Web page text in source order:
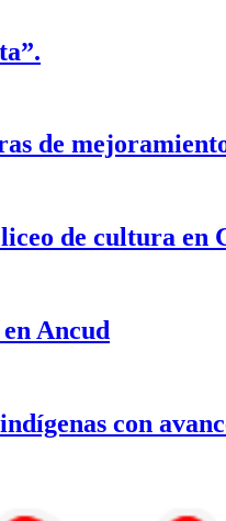
de
de cultura en
Ancud
con